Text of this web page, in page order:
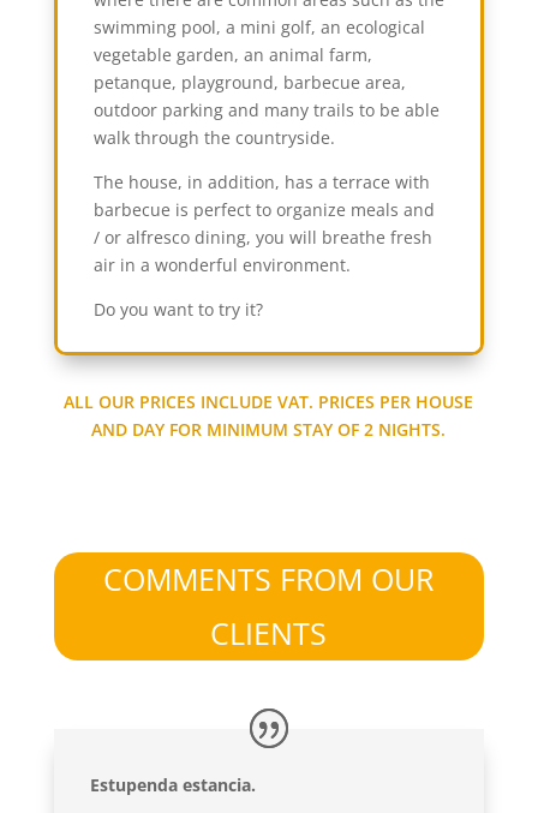
swimming pool, a mini golf, an ecological
vegetable garden, an animal farm,
petanque, playground, barbecue area,
outdoor parking and many trails to be able
walk through the countryside.
The house, in addition, has a terrace with
barbecue is perfect to organize meals and
/ or alfresco dining, you will breathe fresh
air in a wonderful environment.
Do you want to try it?
ALL OUR PRICES INCLUDE VAT. PRICES PER HOUSE
AND DAY FOR MINIMUM STAY OF 2 NIGHTS.
COMMENTS FROM OUR
CLIENTS
Estupenda estancia.